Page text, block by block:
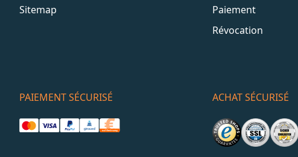
Sitemap
Paiement
Révocation
PAIEMENT SÉCURISÉ ACHAT SÉCURISÉ